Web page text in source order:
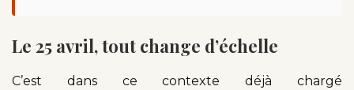
Le 25 avril, tout change d’échelle
C’est dans ce contexte déjà chargé